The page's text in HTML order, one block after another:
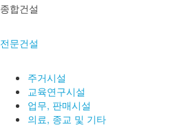
종합건설
전문건설
주거시설
교육연구시설
업무, 판매시설
의료, 종교 및 기타